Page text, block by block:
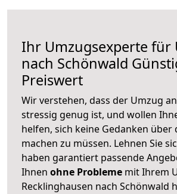
Ihr Umzugsexperte für
nach Schönwald
Preiswert
Wir verstehen, dass der Umzug
stressig genug ist, und wollen
helfen, sich keine Gedanken über
machen zu müssen. Lehnen Sie
haben garantiert passende
Ihnen ohne Probleme mit Ihrem
Recklinghausen nach Schönwald